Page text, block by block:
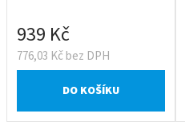
776,03 Kč bez DPH
939 Kč
DO KOŠÍKU